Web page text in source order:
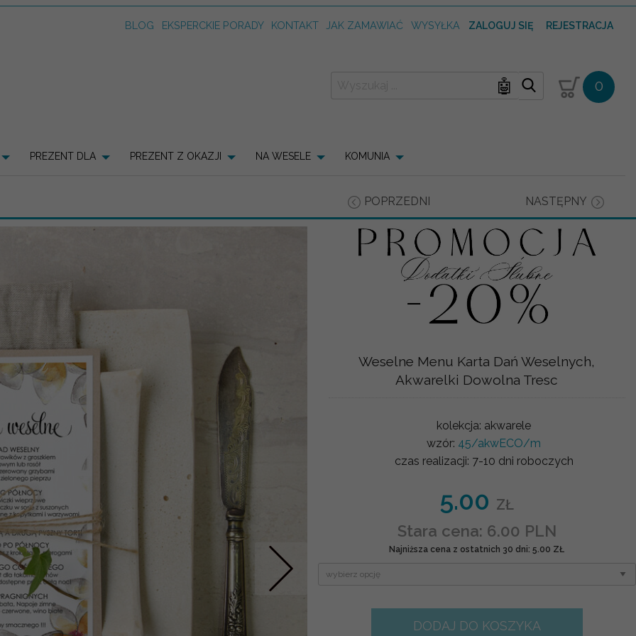
BLOG EKSPERCKIE PORADY KONTAKT JAK ZAMAWIAĆ WYSYŁKA ZALOGUJ SIĘ REJESTRACJA
🤖 0
PREZENT DLA PREZENT Z OKAZJI NA WESELE KOMUNIA
POPRZEDNI NASTĘPNY
Nastepne
Weselne Menu Karta Dań Weselnych,
Akwarelki Dowolna Tresc
kolekcja: akwarele
wzór: 45/akwECO/m
czas realizacji: 7-10 dni roboczych
5.00 ZŁ
Stara cena: 6.00 PLN
Najniższa cena z ostatnich 30 dni: 5.00 ZŁ
DODAJ DO KOSZYKA